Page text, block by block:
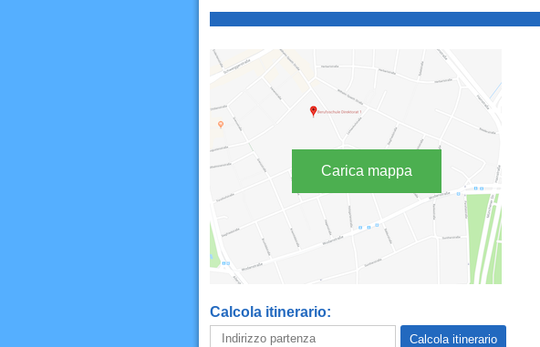
Carica mappa
Calcola itinerario: